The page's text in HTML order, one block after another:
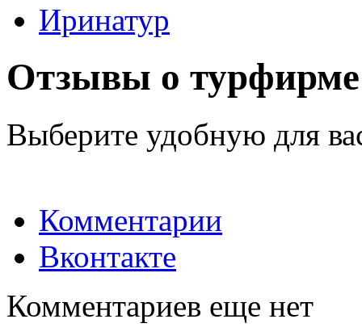
Иринатур
Отзывы о
Выберите удобную для
Комментарии
Вконтакте
Комментариев еще нет